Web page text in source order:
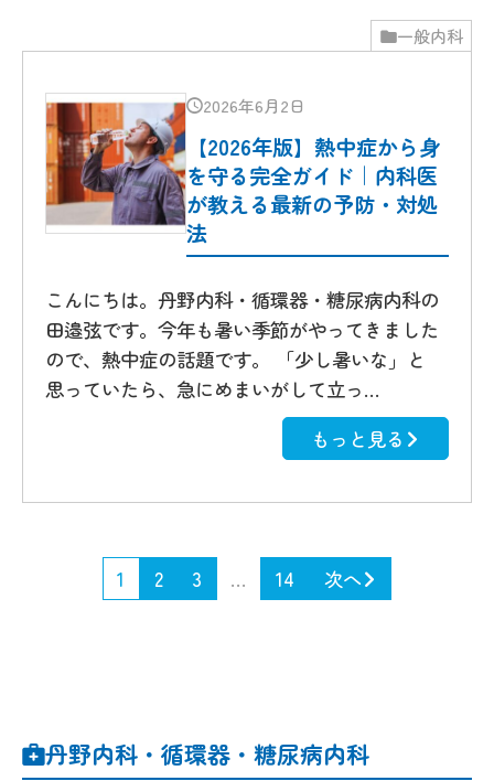
一般内科
2026年6月2日
【2026年版】熱中症から身
を守る完全ガイド｜内科医
が教える最新の予防・対処
法
こんにちは。丹野内科・循環器・糖尿病内科の
田邉弦です。今年も暑い季節がやってきました
ので、熱中症の話題です。 「少し暑いな」と
思っていたら、急にめまいがして立っ…
もっと見る
1 2 3 … 14 次へ
丹野内科・循環器・糖尿病内科